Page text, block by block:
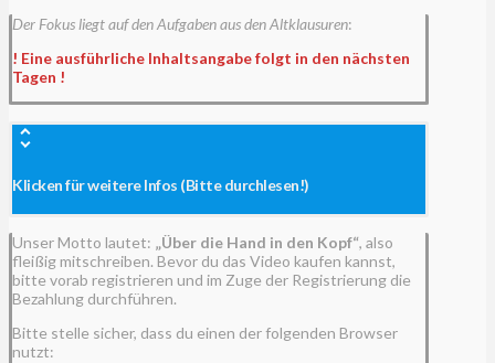
Der Fokus liegt auf den Aufgaben aus den Altklausuren:
! Eine ausführliche Inhaltsangabe folgt in den nächsten
Tagen !
Klicken für weitere Infos (Bitte durchlesen!)
Unser Motto lautet: „Über die Hand in den Kopf“, also
fleißig mitschreiben. Bevor du das Video kaufen kannst,
bitte vorab registrieren und im Zuge der Registrierung die
Bezahlung durchführen.
Bitte stelle sicher, dass du einen der folgenden Browser
nutzt: